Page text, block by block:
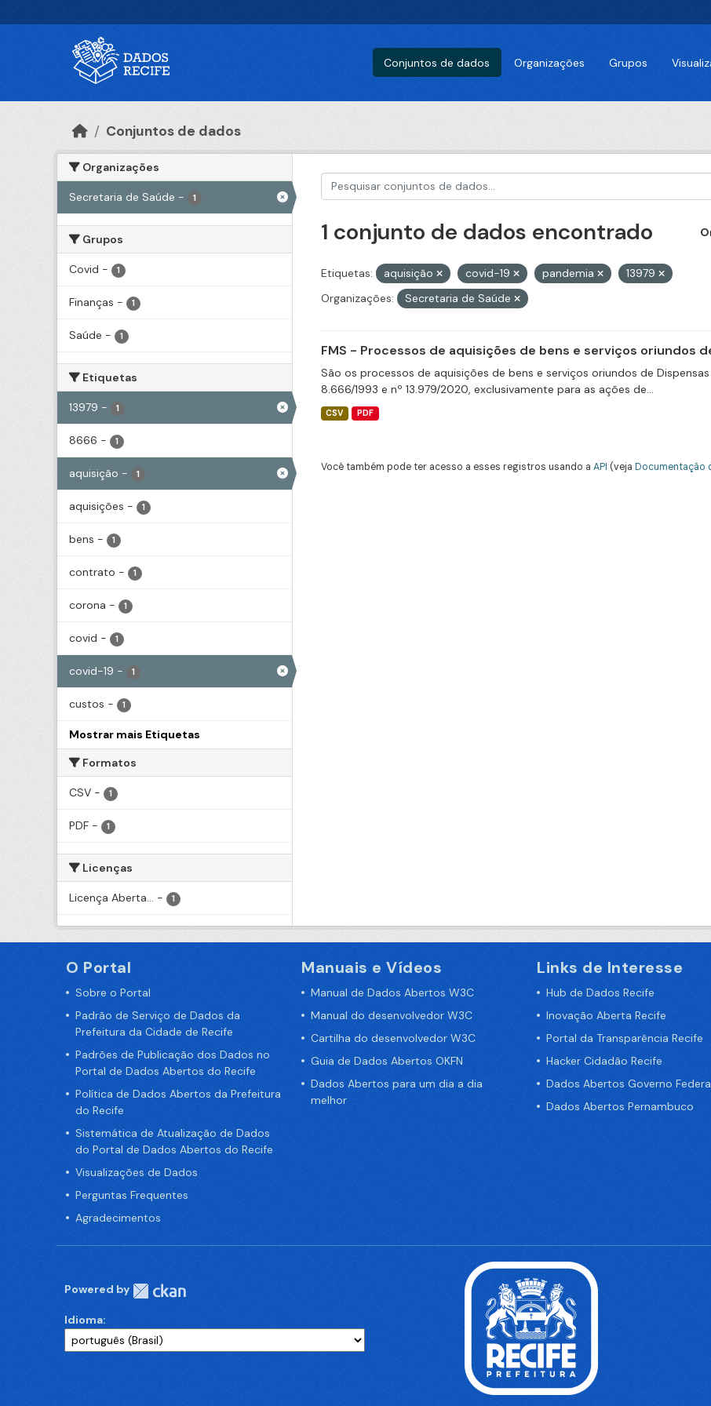
Conjuntos de dados Organizações Grupos
Conjuntos de dados
Organizações
Secretaria de Saúde - 1
Grupos
Covid - 1
Finanças - 1
Saúde - 1
Etiquetas
13979 - 1
8666 - 1
aquisição - 1
aquisições - 1
bens - 1
contrato - 1
corona - 1
covid - 1
covid-19 - 1
custos - 1
Mostrar mais Etiquetas
Formatos
CSV - 1
PDF - 1
Licenças
Licença Aberta... - 1
1 conjunto de dados encontrado
Etiquetas: aquisição covid-19 pandemia
13979
Organizações:
Secretaria de Saúde
FMS - Processos de aquisições de bens e serviços oriundos
São os processos de aquisições de bens e serviços oriundos de
8.666/1993 e nº 13.979/2020, exclusivamente para as ações de...
CSV PDF
Você também pode ter acesso a esses registros usando a API (veja Documentação
O Portal
Sobre o Portal
Padrão de Serviço de Dados da
Prefeitura da Cidade de Recife
Padrões de Publicação dos Dados no
Portal de Dados Abertos do Recife
Política de Dados Abertos da Prefeitura
do Recife
Sistemática de Atualização de Dados
do Portal de Dados Abertos do Recife
Visualizações de Dados
Perguntas Frequentes
Agradecimentos
Manuais e Vídeos
Manual de Dados Abertos W3C
Manual do desenvolvedor W3C
Cartilha do desenvolvedor W3C
Guia de Dados Abertos OKFN
Dados Abertos para um dia a dia
melhor
Links de Interesse
Hub de Dados Recife
Inovação Aberta Recife
Portal da Transparência Recife
Hacker Cidadão Recife
Dados Abertos Governo
Dados Abertos Pernambuco
Powered by
Idioma